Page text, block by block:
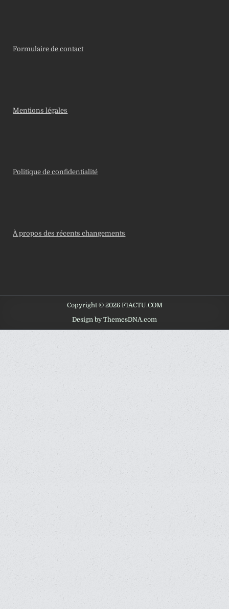
Formulaire de contact
Mentions légales
Politique de confidentialité
À propos des récents changements
Copyright © 2026 F1ACTU.COM
Design by ThemesDNA.com